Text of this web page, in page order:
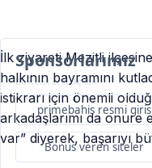
Sponsorlarımız
Bu içerik destekçileri
primebahis resmi giris
Bonus veren siteler
İlk ziyareti Mezitli
halkının bayramını
istikrarı için önemli
arkadaşlarımı da onure
var” diyerek, başarıyı